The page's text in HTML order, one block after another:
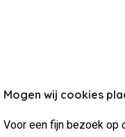
Mogen wij cookies
Voor een fijn bezoek op